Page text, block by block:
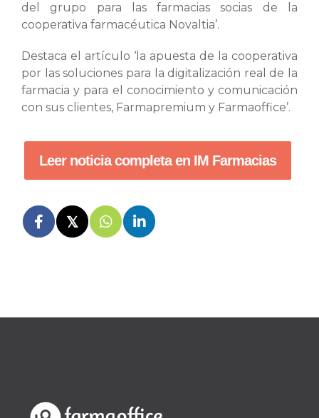
del grupo para las farmacias socias de la
cooperativa farmacéutica Novaltia’.
Destaca el artículo ‘la apuesta de la cooperativa
por las soluciones para la digitalización real de la
farmacia y para el conocimiento y comunicación
con sus clientes, Farmapremium y Farmaoffice’.
Leer noticia completa en IM Farmacias